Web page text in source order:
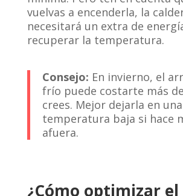
vuelvas a encenderla, la
necesitará un extra de
recuperar la temperatura.
Consejo: En invierno, el
frío puede costarte más
crees. Mejor dejarla en una
temperatura baja si hace
afuera.
¿Cómo optimizar el